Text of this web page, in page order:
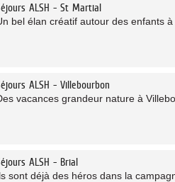
ALSH - St Martial
bel élan créatif autour des enfants
ALSH - Villebourbon
vacances grandeur nature à
ALSH - Brial
sont déjà des héros dans la